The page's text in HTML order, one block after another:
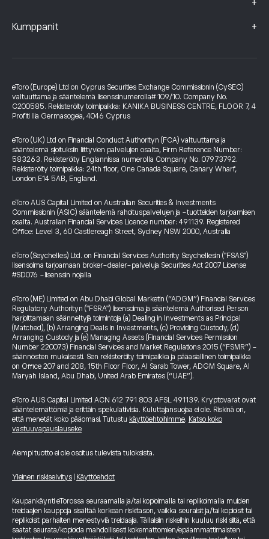
+
Kumppanit +
eToro (Europe) Ltd on Cyprus Securities Exchange Commissionin (CySEC)
valtuuttama ja sääntelemä lisenssinumerolla# 109/10. Company No.
C200585. Rekisteröity toimipaikka: KANIKA BUSINESS CENTRE, FLOOR 7, 4
Profiti Ilia Germasogeia, 4046 Cyprus
eToro (UK) Ltd on Financial Conduct Authorityn (FCA) valtuuttama ja
sääntelemä sijoituksiin liittyvien palvelujen osalta, Firm Reference Number:
583263. Rekisteröity Englannissa numerolla Company No. 07973792.
Rekisteröity toimipaikka: 24th floor, One Canada Square, Canary Wharf,
London E14 5AB, England.
eToro AUS Capital Limited on Australian Securities & Investments
Commissionin (ASIC) sääntelemä rahoituspalvelujen ja -tuotteiden tarjoamisen
osalta. Australian Financial Services Licence number: 491139. Registered
Office: Level 3, 60 Castlereagh Street, Sydney NSW 2000, Australia
eToro (Seychelles) Ltd. on Financial Services Authority Seychellesin ("FSAS")
lisensoima tarjoamaan broker-dealer-palveluja Securities Act 2007 License
#SD076 -lisenssin nojalla
eToro (ME) Limited on Abu Dhabi Global Marketin (“ADGM”) Financial Services
Regulatory Authorityn ("FSRA") lisensoima ja sääntelemä Authorised Person
harjoittamaan säänneltyjä toimintoja (a) Dealing in Investments as Principal
(Matched), (b) Arranging Deals in Investments, (c) Providing Custody, (d)
Arranging Custody ja (e) Managing Assets (Financial Services Permission
Number 220073) Financial Services and Market Regulations 2015 (“FSMR”) -
säännösten mukaisesti. Sen rekisteröity toimipaikka ja pääasiallinen toimipaikka
on Office 207 and 208, 15th Floor Floor, Al Sarab Tower, ADGM Square, Al
Maryah Island, Abu Dhabi, United Arab Emirates (“UAE”).
eToro AUS Capital Limited ACN 612 791 803 AFSL 491139. Kryptovarat ovat
sääntelemättömiä ja erittäin spekulatiivisia. Kuluttajansuojaa ei ole. Riskinä on,
että menetät koko pääomasi. Tutustu käyttöehtoihimme. Katso koko
vastuuvapauslauseke
Aiempi tuotto ei ole osoitus tulevista tuloksista.
Yleinen riskiselvitys Käyttöehdot
Kaupankäynti eTorossa seuraamalla ja/tai kopioimalla tai replikoimalla muiden
treidaajien kauppoja sisältää korkean riskitason, vaikka seuraisit ja/tai kopioisit tai
replikoisit parhaiten menestyviä treidaajia. Tällaisiin riskeihin kuuluu riski siitä, että
saatat seurata/kopioida mahdollisesti kokemattomien/epäammattimaisten